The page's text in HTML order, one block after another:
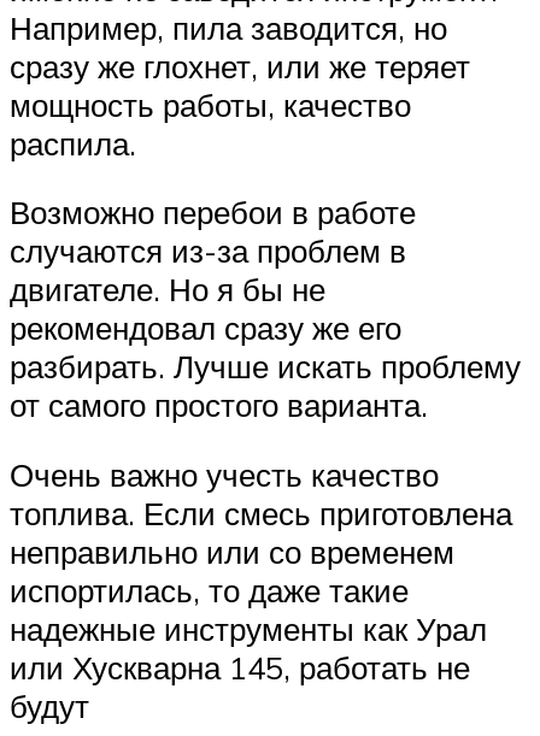
Например, пила заводится, но
сразу же глохнет, или же теряет
мощность работы, качество
распила.
Возможно перебои в работе
случаются из-за проблем в
двигателе. Но я бы не
рекомендовал сразу же его
разбирать. Лучше искать проблему
от самого простого варианта.
Очень важно учесть качество
топлива. Если смесь приготовлена
неправильно или со временем
испортилась, то даже такие
надежные инструменты как Урал
или Хускварна 145, работать не
будут